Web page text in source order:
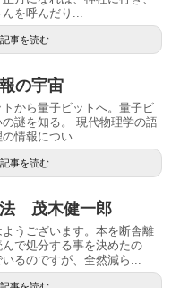
を呼んだり...
記事を読む
の宇宙
から量子ビットへ。量子ビ
謎を知る。 現代物理学の語
情報につい...
記事を読む
法 茂木健一郎
うございます。本を断舎離
で処分する事を決めたの
るのですが、全然減ら...